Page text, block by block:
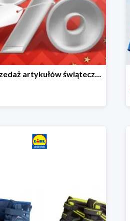
Wyprzedaż artykułów świątecznych w Lidlu Online